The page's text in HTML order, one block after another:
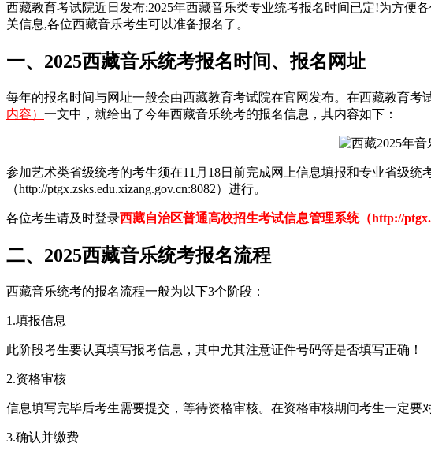
西藏教育考试院近日发布:2025年西藏音乐类专业统考报名时间已定!为方便
关信息,各位西藏音乐考生可以准备报名了。
一、2025西藏音乐统考报名时间、报名网址
每年的报名时间与网址一般会由西藏教育考试院在官网发布。在西藏教育考
内容） 一文中，就给出了今年西藏音乐统考的报名信息，其内容如下：
参加艺术类省级统考的考生须在11月18日前完成网上信息填报和专业省级
（http://ptgx.zsks.edu.xizang.gov.cn:8082）进行。
各位考生请及时登录西藏自治区普通高校招生考试信息管理系统（http://
二、2025西藏音乐统考报名流程
西藏音乐统考的报名流程一般为以下3个阶段：
1.填报信息
此阶段考生要认真填写报考信息，其中尤其注意证件号码等是否填写正确！
2.资格审核
信息填写完毕后考生需要提交，等待资格审核。在资格审核期间考生一定要
3.确认并缴费